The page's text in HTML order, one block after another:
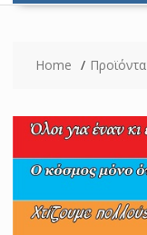
Home Προϊόντα